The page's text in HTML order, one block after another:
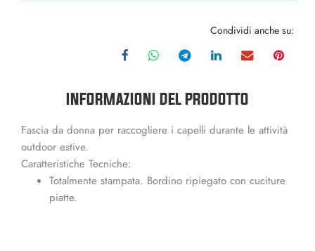
Condividi anche su:
INFORMAZIONI DEL PRODOTTO
Fascia da donna per raccogliere i capelli durante le attività
outdoor estive.
Caratteristiche Tecniche:
Totalmente stampata. Bordino ripiegato con cuciture
piatte.